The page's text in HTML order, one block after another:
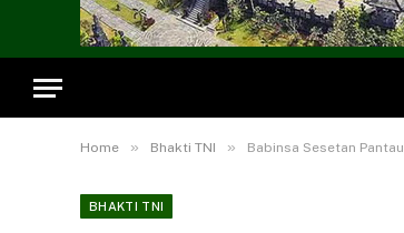
Home » Bhakti TNI » Babinsa Sesetan
BHAKTI TNI